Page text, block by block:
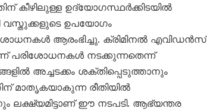
കീഴിലുള്ള ഉദ്യോഗസ്ഥർക്കിടയിൽ
വസ്തുക്കളുടെ ഉപയോഗം
ആരംഭിച്ചു. ക്രിമിനൽ എവിഡൻസ്
പരിശോധനകൾ നടക്കുന്നതെന്ന്
അച്ചടക്കം ശക്തിപ്പെടുത്താനും
മാതൃകയാകുന്ന രീതിയിൽ
ലക്ഷ്യമിട്ടാണ് ഈ നടപടി. ആഭ്യന്തര